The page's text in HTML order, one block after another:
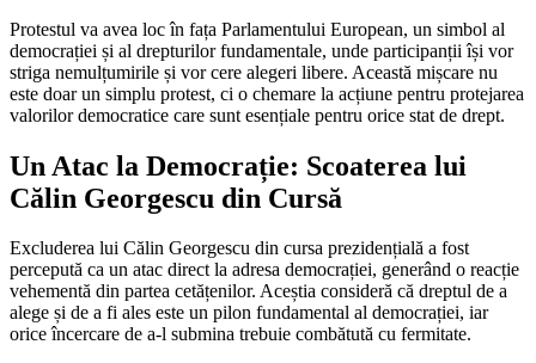
Protestul va avea loc în fața Parlamentului European, un simbol al
democrației și al drepturilor fundamentale, unde participanții își vor
striga nemulțumirile și vor cere alegeri libere. Această mișcare nu
este doar un simplu protest, ci o chemare la acțiune pentru protejarea
valorilor democratice care sunt esențiale pentru orice stat de drept.
Un Atac la Democrație: Scoaterea lui
Călin Georgescu din Cursă
Excluderea lui Călin Georgescu din cursa prezidențială a fost
percepută ca un atac direct la adresa democrației, generând o reacție
vehementă din partea cetățenilor. Aceștia consideră că dreptul de a
alege și de a fi ales este un pilon fundamental al democrației, iar
orice încercare de a-l submina trebuie combătută cu fermitate.